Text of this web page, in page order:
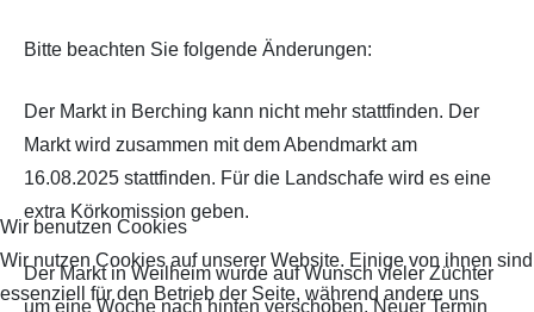
Bitte beachten Sie folgende Änderungen:
Der Markt in Berching kann nicht mehr stattfinden. Der
Markt wird zusammen mit dem Abendmarkt am
16.08.2025 stattfinden. Für die Landschafe wird es eine
extra Körkomission geben.
Der Markt in Weilheim wurde auf Wunsch vieler Züchter
um eine Woche nach hinten verschoben. Neuer Termin
Wir benutzen Cookies
Wir nutzen Cookies auf unserer Website. Einige von ihnen sind
essenziell für den Betrieb der Seite, während andere uns